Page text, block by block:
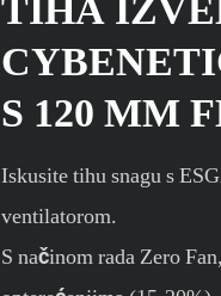
TIHA
S 120 MM
Iskusite tihu snagu s
ventilatorom.
S načinom rada Zero